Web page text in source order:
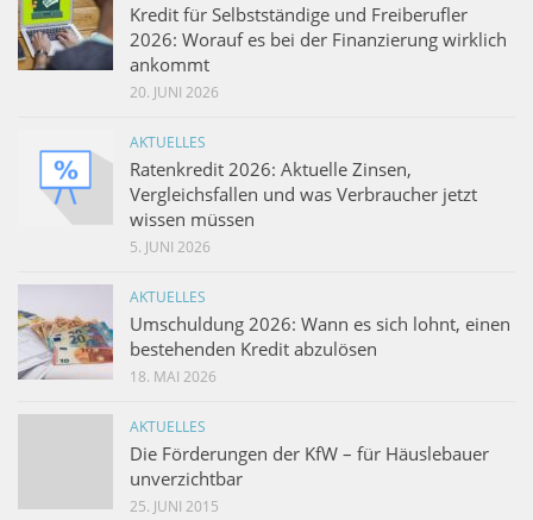
Kredit für Selbstständige und Freiberufler
2026: Worauf es bei der Finanzierung wirklich
ankommt
20. JUNI 2026
AKTUELLES
Ratenkredit 2026: Aktuelle Zinsen,
Vergleichsfallen und was Verbraucher jetzt
wissen müssen
5. JUNI 2026
AKTUELLES
Umschuldung 2026: Wann es sich lohnt, einen
bestehenden Kredit abzulösen
18. MAI 2026
AKTUELLES
Die Förderungen der KfW – für Häuslebauer
unverzichtbar
25. JUNI 2015